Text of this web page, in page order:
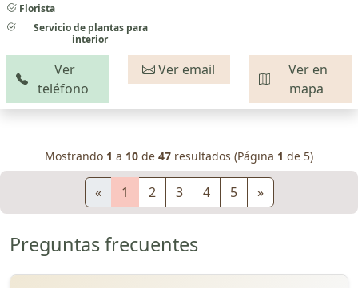
Florista
Servicio de plantas para
interior
Ver
teléfono
Ver email
Ver en
mapa
Mostrando 1 a 10 de 47 resultados (Página 1 de 5)
« 1 2 3 4 5 »
Preguntas frecuentes